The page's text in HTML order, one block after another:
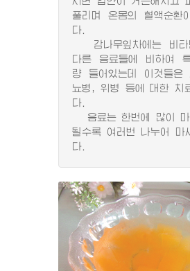
풀리며 온몸의 혈액순환
다.
감나무잎차에는 비타
다른 음료들에 비하여
량 들어있는데 이것들은
뇨병, 위병 등에 대한 치
다.
음료는 한번에 많이 마
될수록 여러번 나누어 마
다.